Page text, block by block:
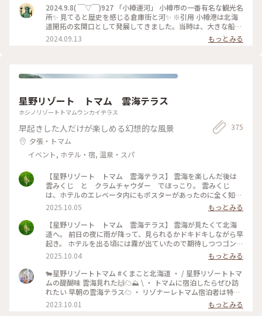
2024.9.8( ￣▽￣)927 「小樽運河」 小樽市の一番有名な観光名
所✨ 見てると歴史を感じる倉庫街と河✨ ※引用 小樽港は北海
道開拓の玄関口として発展してきました。当時は、大きな船を
沖に泊め、はしけ（台船）を使って荷揚げしていましたが、取
り扱う荷量が多くなり、運搬作業を効率的に行う必要が出てき
樽市#小樽運河#堺町通り#散歩#観光#ことりっぷ旅2024#クラ
2024.09.13 もっとみる
星野リゾート トマム 雲海テラス
ホシノリゾートトマムウンカイテラス
早起きした人だけが楽しめる幻想的な風景
夕張・トマム
イベント, ホテル・宿, 温泉・スパ
375
【星野リゾート トマム 雲海テラス】 雲海を楽しんだ後は
雲みくじ と クラムチャウダー でほっこり。 雲みくじ
は、ホテルのエレベータ内にもポスターがあったのに全く知ら
なくて… 隣のテーブルのグループが盛り上がっていて知りまし
た。 大吉、吉…ではなく、雲の名前が書かれてました しばら
く雲の形が気になりそう #ことりっぷ北海道 #秋の装い #絶
景 #星野リゾート #雲海 #おみくじ #雲
2025.10.05
もっとみる
【星野リゾート トマム 雲海テラス】 雲海が見たくて北海
道へ。 前日の夜に雨が降って、見られるかドキドキしながら早
起き。 ホテルを出る頃には霧が出ていたので期待しつつゴンド
ラ乗り場に向かいます。 少しずつ明るくなっていく空。 雲が
流れ込んでくる様子もはっきりと見ることが出来ました。 日
の出も太陽が隠れることなく拝むことが出来ましたー！！ #こ
とりっぷ北海道 #ことりっぷ #秋の装い #雲海 #星野リ
ゾート #日の出 #絶景
2025.10.04
もっとみる
🐄星野リゾートトマム #くまこと北海道 ・ / 星野リゾートトマ
ムの醍醐味 雲海見れた🙌☁️⛰️ \ ・ トマムに宿泊したらぜひ訪
れたい 早朝の雲海テラス☁️ ・ リゾナーレトマム宿泊者は特典
で 直通バス&ファストパスがついてくるのですが 始発バスま
さかの4:30発🤣 ・ 3:00起きで4:00頃ロビーにいくと もう行列
2023.10.01 もっとみる